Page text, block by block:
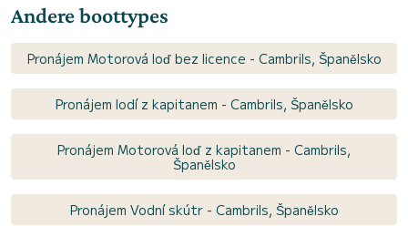
Andere boottypes
Pronájem Motorová loď bez licence - Cambrils, Španělsko
Pronájem lodí z kapitanem - Cambrils, Španělsko
Pronájem Motorová loď z kapitanem - Cambrils,
Španělsko
Pronájem Vodní skútr - Cambrils, Španělsko